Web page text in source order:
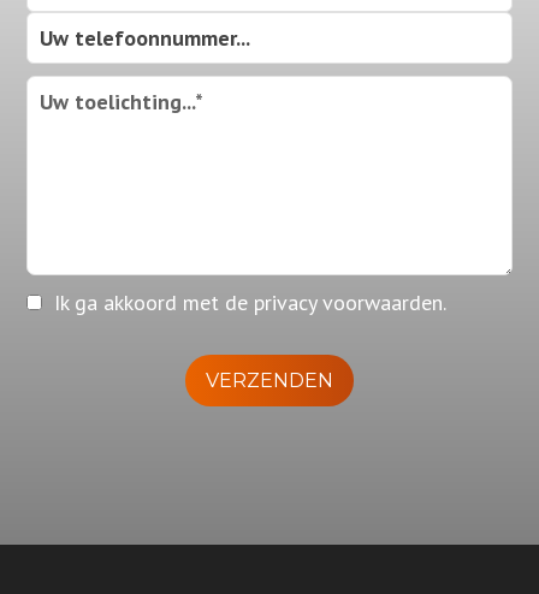
Ik ga akkoord met de privacy voorwaarden.